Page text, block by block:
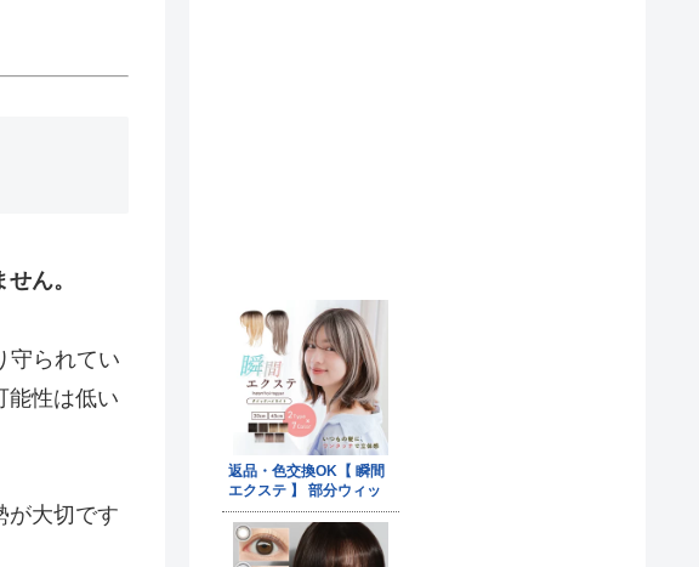
ん。
守られてい
能性は低い
が大切です